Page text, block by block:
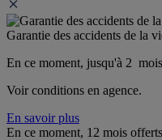
Garantie des accidents de la
En ce moment, jusqu'à 2
Voir conditions en agence.
En savoir plus
En ce moment, 12 mois